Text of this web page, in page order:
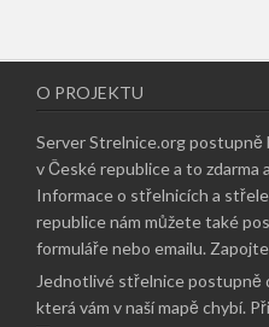
O PROJEKTU
Server Strelnice.org
v České republice a to zdarma
Informace o střelnicích a
republice nám můžete také
formuláře nebo emailu.
Jednotlivé střelnice postupně
která vám v naší mapě chybí.